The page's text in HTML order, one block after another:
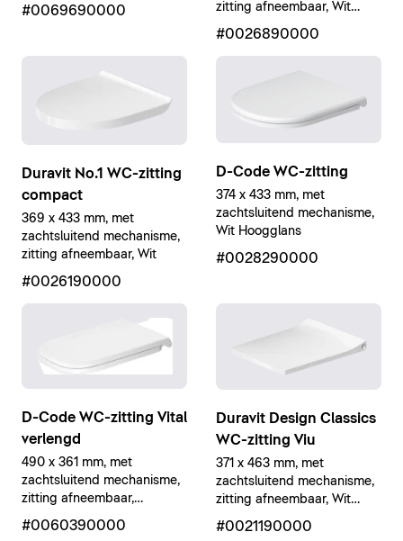
#0069690000
zitting afneembaar, Wit
Hoogglans
#0026890000
Duravit No.1 WC-zitting
compact
369 x 433 mm, met
zachtsluitend mechanisme,
zitting afneembaar, Wit
#0026190000
D-Code WC-zitting
374 x 433 mm, met
zachtsluitend mechanisme,
Wit Hoogglans
#0028290000
D-Code WC-zitting Vital
verlengd
490 x 361 mm, met
zachtsluitend mechanisme,
zitting afneembaar,
barrièrevrije uitvoering, Wit
#0060390000
Duravit Design Classics
WC-zitting Viu
371 x 463 mm, met
zachtsluitend mechanisme,
zitting afneembaar, Wit
Hoogglans
#0021190000